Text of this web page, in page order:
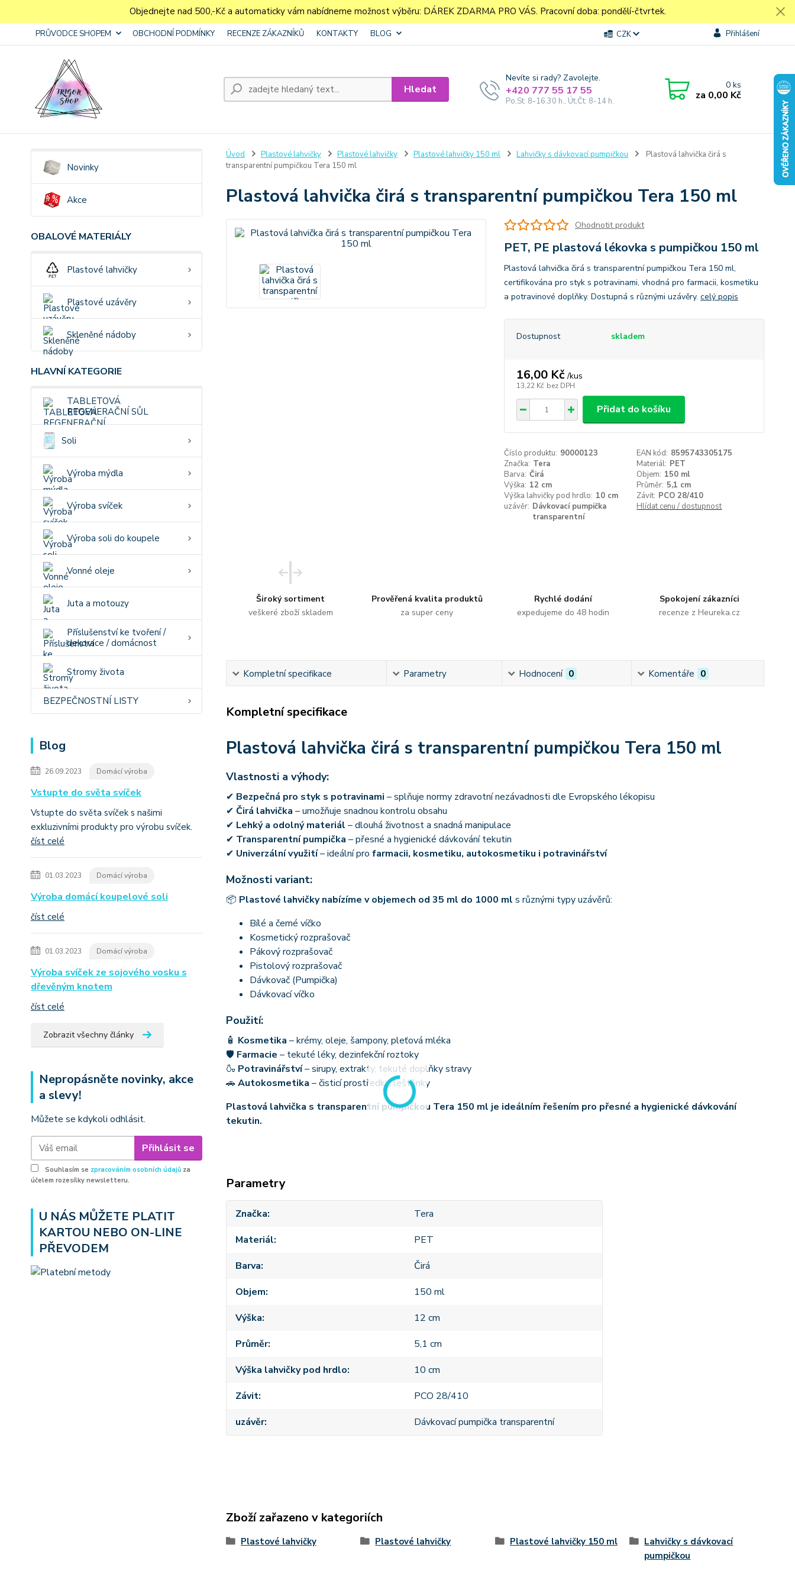
Objednejte nad 500,-Kč a automaticky vám nabídneme možnost výběru: DÁREK ZDARMA PRO VÁS. Pracovní doba: pondělí-čtvrtek.
PRŮVODCE SHOPEM OBCHODNÍ PODMÍNKY RECENZE ZÁKAZNÍKŮ KONTAKTY BLOG CZK Přihlášení
Hledat
Nevíte si rady? Zavolejte.
+420 777 55 17 55
Po,St: 8-16.30 h., Út,Čt: 8-14 h.
0ks
za 0,00 Kč
Novinky
Akce
OBALOVÉ MATERIÁLY
Plastové lahvičky
Plastové uzávěry
Skleněné nádoby
HLAVNÍ KATEGORIE
TABLETOVÁ
REGENERAČNÍ SŮL
Soli
Výroba mýdla
Výroba svíček
Výroba soli do koupele
Vonné oleje
Juta a motouzy
Příslušenství ke tvoření /
dekorace / domácnost
Stromy života
BEZPEČNOSTNÍ LISTY
Blog
26.09.2023 Domácí výroba
Vstupte do světa svíček
Vstupte do světa svíček s našimi
exkluzivními produkty pro výrobu svíček.
číst celé
01.03.2023 Domácí výroba
Výroba domácí koupelové soli
číst celé
01.03.2023 Domácí výroba
Výroba svíček ze sojového vosku s
dřevěným knotem
číst celé
Zobrazit všechny články
Nepropásněte novinky, akce
a slevy!
Můžete se kdykoli odhlásit.
Přihlásit se
Souhlasím se zpracováním osobních údajů za
účelem rozesílky newsletteru.
U NÁS MŮŽETE PLATIT
KARTOU NEBO ON-LINE
PŘEVODEM
Úvod Plastové lahvičky Plastové lahvičky Plastové lahvičky 150 ml Lahvičky s dávkovací pumpičkou
Plastová lahvička čirá s
transparentní pumpičkou Tera 150 ml
Plastová lahvička čirá s transparentní pumpičkou Tera 150 ml
Ohodnotit produkt
PET, PE plastová lékovka s pumpičkou 150 ml
Plastová lahvička čirá s transparentní pumpičkou Tera 150 ml,
certifikována pro styk s potravinami, vhodná pro farmacii, kosmetiku
a potravinové doplňky. Dostupná s různými uzávěry. celý popis
Dostupnost skladem
16,00 Kč /kus
13,22 Kč bez DPH
Přidat do košíku
Číslo produktu: 90000123 EAN kód: 8595743305175
Značka: Tera Materiál: PET
Barva: Čirá Objem: 150 ml
Výška: 12 cm Průměr: 5,1 cm
Výška lahvičky pod hrdlo: 10 cm Závit: PCO 28/410
uzávěr: Dávkovací pumpička
transparentní
Hlídat cenu / dostupnost
Široký sortiment
veškeré zboží skladem
Prověřená kvalita produktů
za super ceny
Rychlé dodání
expedujeme do 48 hodin
Spokojení zákazníci
recenze z Heureka.cz
Kompletní specifikace Parametry Hodnocení 0 Komentáře 0
Kompletní specifikace
Plastová lahvička čirá s transparentní pumpičkou Tera 150 ml
Vlastnosti a výhody:
✔ Bezpečná pro styk s potravinami – splňuje normy zdravotní nezávadnosti dle Evropského lékopisu
✔ Čirá lahvička – umožňuje snadnou kontrolu obsahu
✔ Lehký a odolný materiál – dlouhá životnost a snadná manipulace
✔ Transparentní pumpička – přesné a hygienické dávkování tekutin
✔ Univerzální využití– ideální pro farmacii, kosmetiku, autokosmetiku i potravinářství
Možnosti variant:
📦 Plastové lahvičky nabízíme v objemech od 35 ml do 1000 ml s různými typy uzávěrů:
Bílé a černé víčko
Kosmetický rozprašovač
Pákový rozprašovač
Pistolový rozprašovač
Dávkovač (Pumpička)
Dávkovací víčko
Použití:
🧴 Kosmetika – krémy, oleje, šampony, pleťová mléka
🛡 Farmacie – tekuté léky, dezinfekční roztoky
🍶 Potravinářství– sirupy, extrakty, tekuté doplňky stravy
🚗 Autokosmetika – čisticí prostředky, leštěnky
Plastová lahvička s transparentní pumpičkou Tera 150 ml je ideálním řešením pro přesné a hygienické dávkování
tekutin.
Parametry
Značka
Tera
Materiál
PET
Barva
Čirá
Objem
150 ml
Výška
12 cm
Průměr
5,1 cm
Výška lahvičky pod hrdlo
10 cm
Závit
PCO 28/410
uzávěr
Dávkovací pumpička transparentní
Zboží zařazeno v kategoriích
Plastové lahvičky Plastové lahvičky Plastové lahvičky 150 ml
Lahvičky s dávkovací
pumpičkou